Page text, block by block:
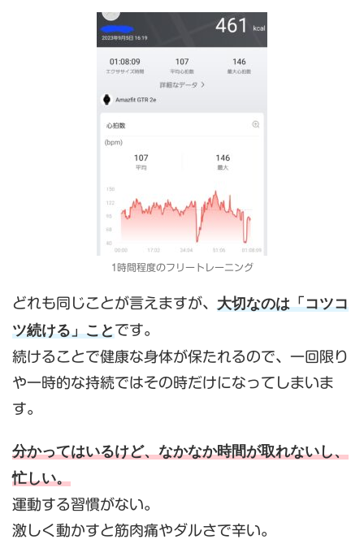
1時間程度のフリートレーニング
どれも同じことが言えますが、 大切なのは「コツコ
ツ続ける」ことです。
続けることで健康な身体が保たれるので、一回限り
や一時的な持続ではその時だけになってしまいま
す。
分かってはいるけど、なかなか時間が取れないし、
忙しい。
運動する習慣がない。
激しく動かすと筋肉痛やダルさで辛い。